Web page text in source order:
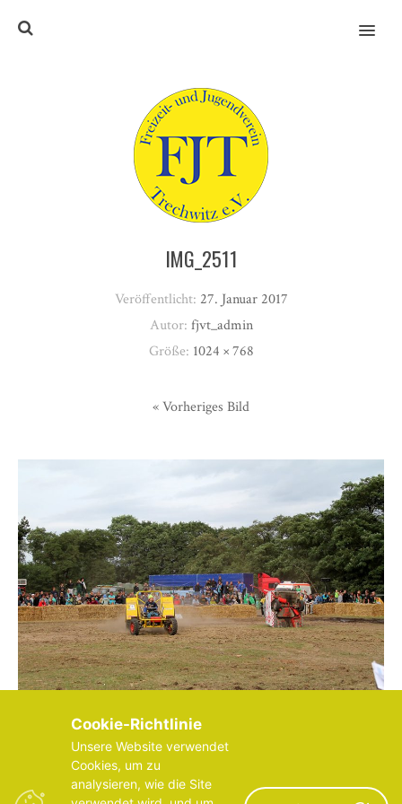
MENU
IMG_2511
Veröffentlicht: 27. Januar 2017
Autor: fjvt_admin
Größe: 1024 × 768
« Vorheriges Bild
Cookie-Richtlinie
Unsere Website verwendet
Cookies, um zu
analysieren, wie die Site